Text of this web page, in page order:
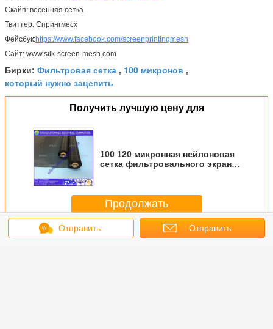
Скайп: весенняя сетка
Твиттер: Спрингмесх
Фейсбук:https://www.facebook.com/screenprintingmesh
Сайт: www.silk-screen-mesh.com
Бирки: Фильтровая сетка , 100 микронов ,
который нужно зацепить
Получить лучшую цену для
100 120 микронная нейлоновая
сетка фильтровального экрана
Продолжать
БольшеФильтровая сетка
Отправить Отправить